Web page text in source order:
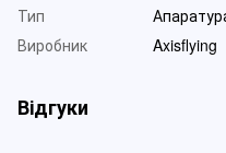
Тип
Виробник
Axisflying
Відгуки